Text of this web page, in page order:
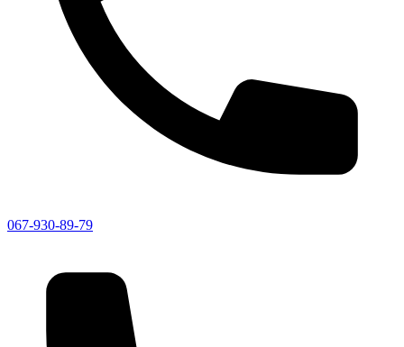
067-930-89-79